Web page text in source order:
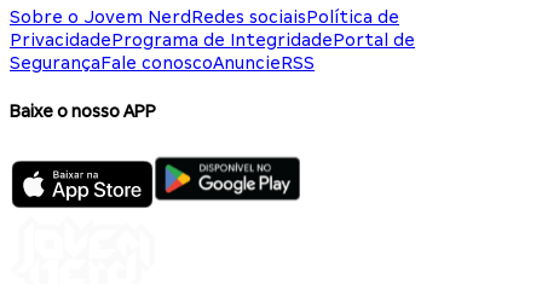
Sobre o Jovem NerdRedes sociaisPolítica de
PrivacidadePrograma de IntegridadePortal de
SegurançaFale conoscoAnuncieRSS
Baixe o nosso APP